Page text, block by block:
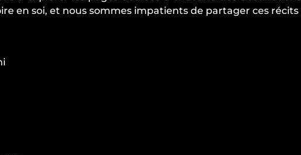
en soi, et nous sommes impatients de partager ces récits